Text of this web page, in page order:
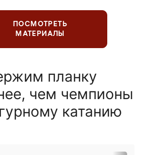
ПОСМОТРЕТЬ
МАТЕРИАЛЫ
планку
чем чемпионы
катанию